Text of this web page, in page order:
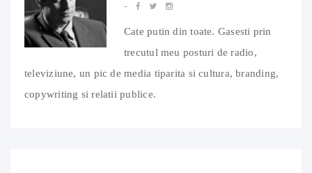
Cate putin din toate. Gasesti prin
trecutul meu posturi de radio,
televiziune, un pic de media tiparita si cultura, branding,
copywriting si relatii publice.